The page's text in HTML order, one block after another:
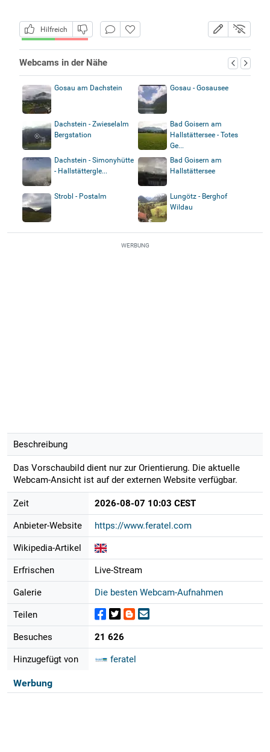
Hilfreich
Webcams in der Nähe
Gosau am Dachstein Gosau - Gosausee
Dachstein - Zwieselalm
Bergstation
Bad Goisern am
Hallstättersee - Totes
Ge...
Dachstein - Simonyhütte
- Hallstättergle...
Bad Goisern am
Hallstättersee
Strobl - Postalm
Lungötz - Berghof
Wildau
WERBUNG
Beschreibung
Das Vorschaubild dient nur zur Orientierung. Die aktuelle
Webcam-Ansicht ist auf der externen Website verfügbar.
Zeit 2026-08-07 10:03 CEST
Anbieter-Website https://www.feratel.com
Wikipedia-Artikel
Erfrischen Live-Stream
Galerie Die besten Webcam-Aufnahmen
Teilen
Besuches 21 626
Hinzugefügt von feratel
Werbung